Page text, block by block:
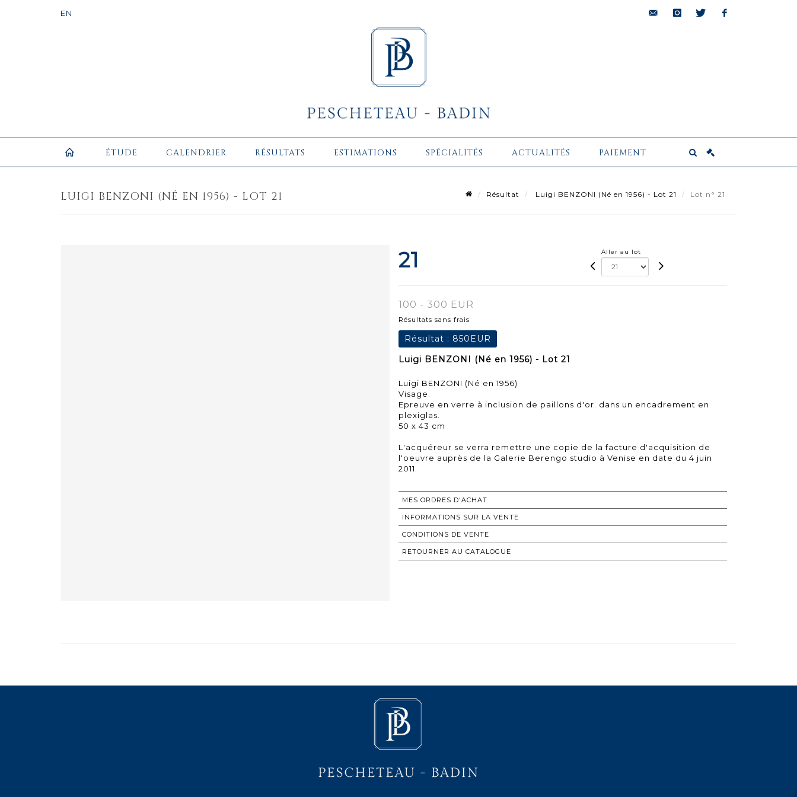
ÉTUDE CALENDRIER RÉSULTATS ESTIMATIONS SPÉCIALITÉS ACTUALITÉS PAIEMENT
LUIGI BENZONI (NÉ EN 1956) - LOT 21 Résultat Luigi BENZONI (Né en 1956) - Lot 21 Lot n° 21
21 Aller au lot
100 - 300 EUR
Résultats sans frais
Résultat : 850EUR
Luigi BENZONI (Né en 1956) - Lot 21
Luigi BENZONI (Né en 1956)
Visage.
Epreuve en verre à inclusion de paillons d'or. dans un encadrement en
plexiglas.
50 x 43 cm
L'acquéreur se verra remettre une copie de la facture d'acquisition de
l'oeuvre auprès de la Galerie Berengo studio à Venise en date du 4 juin
2011.
MES ORDRES D'ACHAT
INFORMATIONS SUR LA VENTE
CONDITIONS DE VENTE
RETOURNER AU CATALOGUE